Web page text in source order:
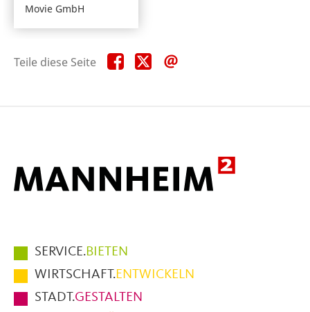
Movie GmbH
Teile diese Seite Teile
diese
Teile
diese
Hauptmenüpunkte
im
Fußbereich
der
SERVICE.BIETEN
WIRTSCHAFT.ENTWICKELN
STADT.GESTALTEN